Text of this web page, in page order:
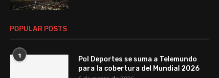
POPULAR POSTS
1
Pol Deportes se suma a Telemundo
para la cobertura del Mundial 2026